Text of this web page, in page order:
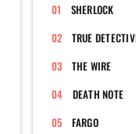
SHERLOCK
TRUE
THE WIRE
DEATH NOTE
FARGO